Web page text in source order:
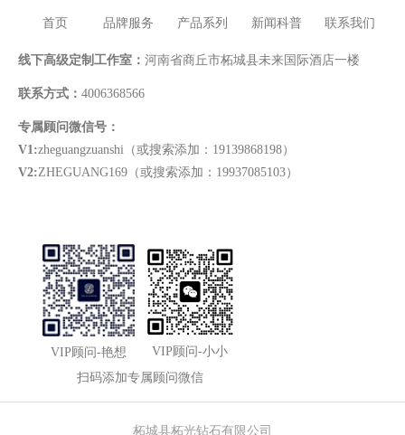
首页 品牌服务 产品系列 新闻科普 联系我们
线下高级定制工作室： 河南省商丘市柘城县未来国际酒店一楼
联系方式： 4006368566
专属顾问微信号：
V1:zheguangzuanshi（或搜索添加：19139868198）
V2:ZHEGUANG169（或搜索添加：19937085103）
VIP顾问-艳想
VIP顾问-小小
扫码添加专属顾问微信
柘城县柘光钻石有限公司